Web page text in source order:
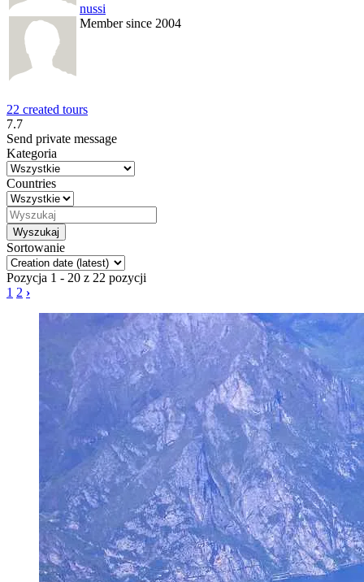
nussi
Member since 2004
22 created tours
7.7
Send private message
Kategoria
Countries
Sortowanie
Pozycja 1 - 20 z 22 pozycji
1 2 ›